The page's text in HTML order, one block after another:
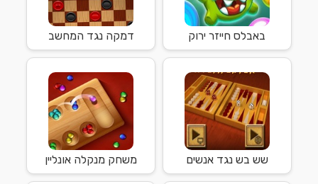
באבלס חייזר ירוק דמקה נגד המחשב
שש בש נגד אנשים משחק מנקלה אונליין